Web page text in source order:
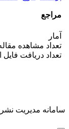
مراجع
آمار
تعداد مشاهده مقاله:
تعداد دریافت فایل
سامانه مدیریت